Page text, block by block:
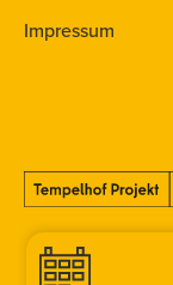
Impressum